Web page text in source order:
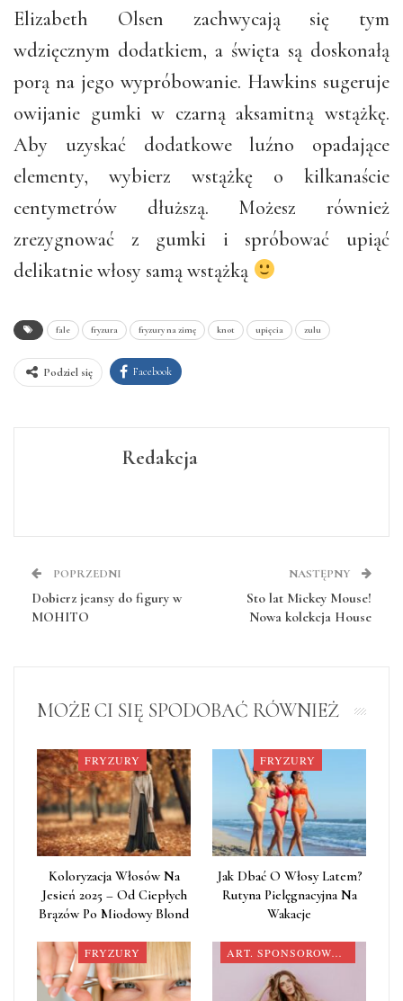
Elizabeth Olsen zachwycają się tym
wdzięcznym dodatkiem, a święta są doskonałą
porą na jego wypróbowanie. Hawkins sugeruje
owijanie gumki w czarną aksamitną wstążkę.
Aby uzyskać dodatkowe luźno opadające
elementy, wybierz wstążkę o kilkanaście
centymetrów dłuższą. Możesz również
zrezygnować z gumki i spróbować upiąć
delikatnie włosy samą wstążką
fale fryzura fryzury na zimę knot upięcia zulu
Podziel się Facebook
Redakcja
POPRZEDNI
Dobierz jeansy do figury w
MOHITO
NASTĘPNY
Sto lat Mickey Mouse!
Nowa kolekcja House
MOŻE CI SIĘ SPODOBAĆ RÓWNIEŻ
FRYZURY
Koloryzacja Włosów Na
Jesień 2025 – Od Ciepłych
Brązów Po Miodowy Blond
FRYZURY
Jak Dbać O Włosy Latem?
Rutyna Pielęgnacyjna Na
Wakacje
FRYZURY ART. SPONSOROWANY